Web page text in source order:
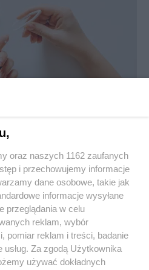
kontaktowe są
więcej
oraz naszych 1162 zaufanych
i przechowujemy informacje
dane osobowe, takie jak
informacje wysyłane
przeglądania w celu
reklam, wybór
pomiar reklam i treści, badanie
Za zgodą Użytkownika
używać dokładnych